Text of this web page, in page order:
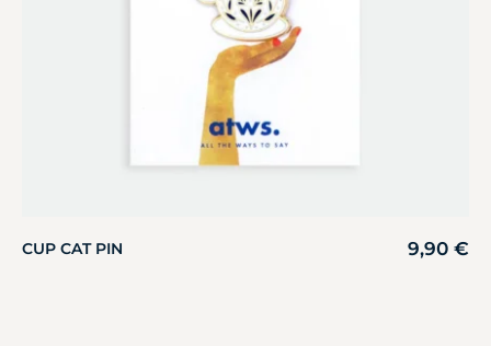
CUP CAT PIN 9,90 €